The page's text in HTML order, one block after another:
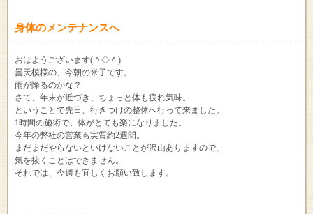
身体のメンテナンスへ
おはようございます(＾◇＾)
曇天模様の、今朝の米子です。
雨が降るのかな？
さて、年末が近づき、ちょっと体も疲れ気味。
ということで先日、行きつけの整体へ行って来ました。
1時間の施術で、体がとても楽になりました。
今年の弊社の営業も実質約2週間。
まだまだやらないといけないことが沢山ありますので、
気を抜くことはできません。
それでは、今週も宜しくお願い致します。